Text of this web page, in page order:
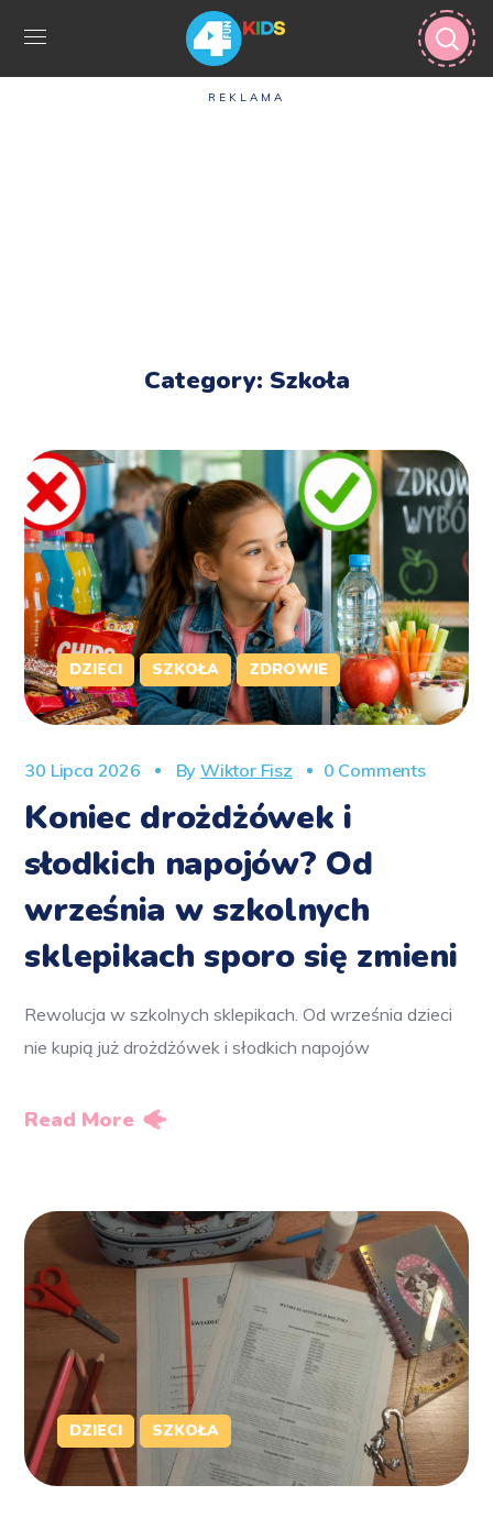
REKLAMA
Category: Szkoła
DZIECI SZKOŁA ZDROWIE
30 Lipca 2026 ByWiktor Fisz 0 Comments
Koniec drożdżówek i
słodkich napojów? Od
września w szkolnych
sklepikach sporo się zmieni
Rewolucja w szkolnych sklepikach. Od września dzieci
nie kupią już drożdżówek i słodkich napojów
Read More
DZIECI SZKOŁA